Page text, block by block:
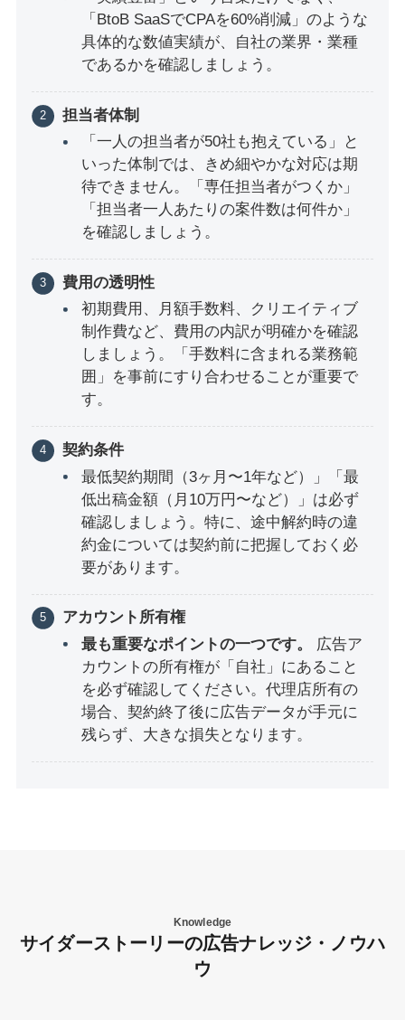
「BtoB SaaSでCPAを60%削減」のような
具体的な数値実績が、自社の業界・業種
であるかを確認しましょう。
担当者体制
「一人の担当者が50社も抱えている」と
いった体制では、きめ細やかな対応は期
待できません。「専任担当者がつくか」
「担当者一人あたりの案件数は何件か」
を確認しましょう。
費用の透明性
初期費用、月額手数料、クリエイティブ
制作費など、費用の内訳が明確かを確認
しましょう。「手数料に含まれる業務範
囲」を事前にすり合わせることが重要で
す。
契約条件
最低契約期間（3ヶ月〜1年など）」「最
低出稿金額（月10万円〜など）」は必ず
確認しましょう。特に、途中解約時の違
約金については契約前に把握しておく必
要があります。
アカウント所有権
最も重要なポイントの一つです。
広告ア
カウントの所有権が「自社」にあること
を必ず確認してください。代理店所有の
場合、契約終了後に広告データが手元に
残らず、大きな損失となります。
Knowledge
サイダーストーリーの広告ナレッジ・ノウハ
ウ